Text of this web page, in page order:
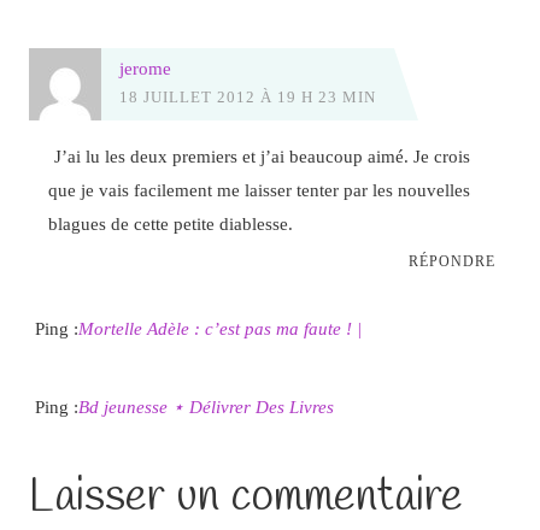
jerome
18 JUILLET 2012 À 19 H 23 MIN
J’ai lu les deux premiers et j’ai beaucoup aimé. Je crois
que je vais facilement me laisser tenter par les nouvelles
blagues de cette petite diablesse.
RÉPONDRE
Ping :Mortelle Adèle : c’est pas ma faute ! |
Ping :Bd jeunesse ⋆ Délivrer Des Livres
Laisser un commentaire